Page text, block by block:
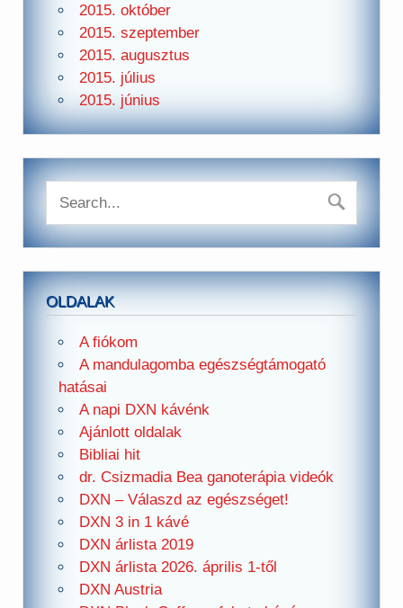
2015. október
2015. szeptember
2015. augusztus
2015. július
2015. június
OLDALAK
A fiókom
A mandulagomba egészségtámogató
hatásai
A napi DXN kávénk
Ajánlott oldalak
Bibliai hit
dr. Csizmadia Bea ganoterápia videók
DXN – Válaszd az egészséget!
DXN 3 in 1 kávé
DXN árlista 2019
DXN árlista 2026. április 1-től
DXN Austria